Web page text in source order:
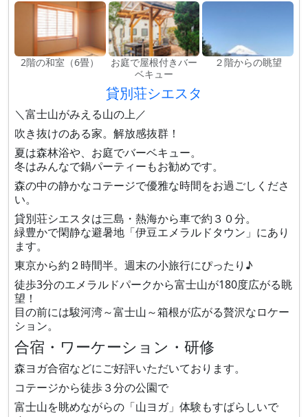
2階の和室（6畳）
お庭で屋根付きバー
ベキュー
２階からの眺望
貸別荘シエスタ
＼富士山がみえる山の上／
吹き抜けのある家。解放感抜群！
夏は森林浴や、お庭でバーベキュー。
冬はみんなで鍋パーティーもお勧めです。
森の中の静かなコテージで優雅な時間をお過ごしくださ
い。
貸別荘シエスタは三島・熱海から車で約３０分。
緑豊かで閑静な避暑地「伊豆エメラルドタウン」にあり
ます。
​東京から約２時間半。週末の小旅行にぴったり♪
徒歩3分のエメラルドパークから富士山が180度広がる眺
望！
目の前には駿河湾～富士山～箱根が広がる贅沢なロケー
ション。
合宿・ワーケーション・研修
森ヨガ合宿などにご好評いただいております。
コテージから徒歩３分の公園で
富士山を眺めながらの「山ヨガ」体験もすばらしいで